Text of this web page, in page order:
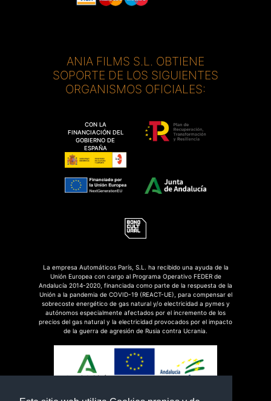
ANIA FILMS S.L. OBTIENE
SOPORTE DE LOS SIGUIENTES
ORGANISMOS OFICIALES:
CON LA
FINANCIACIÓN DEL
GOBIERNO DE
ESPAÑA
La empresa Automáticos París, S.L. ha recibido una ayuda de la
Unión Europea con cargo al Programa Operativo FEDER de
Andalucía 2014-2020, financiada como parte de la respuesta de la
Unión a la pandemia de COVID-19 (REACT-UE), para compensar el
sobrecoste energético de gas natural y/o electricidad a pymes y
autónomos especialmente afectados por el incremento de los
precios del gas natural y la electricidad provocados por el impacto
de la guerra de agresión de Rusia contra Ucrania.